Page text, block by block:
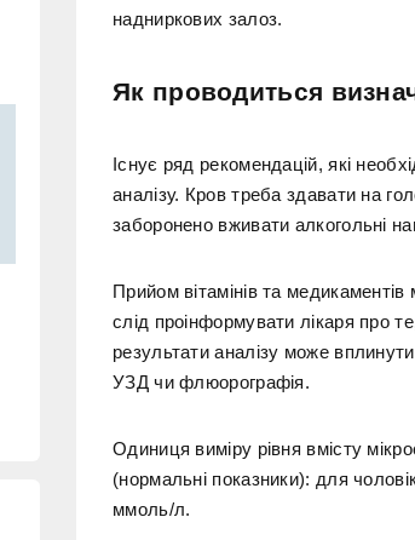
надниркових залоз.
Як проводиться
Існує ряд рекомендацій, які
аналізу. Кров треба здавати на
заборонено вживати алкогольні
Прийом вітамінів та
слід проінформувати лікаря про
результати аналізу може
УЗД чи флюорографія.
Одиниця виміру рівня вмісту
(нормальні показники): для
ммоль/л.